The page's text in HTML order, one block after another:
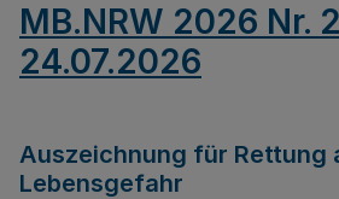
MB.NRW 2026 Nr.
24.07.2026
Auszeichnung für Rettung
Lebensgefahr